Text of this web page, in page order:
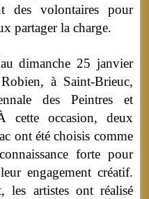
des volontaires pour
partager la charge.
dimanche 25 janvier
à Saint-Brieuc,
des Peintres et
cette occasion, deux
ont été choisis comme
forte pour
engagement créatif.
les artistes ont réalisé